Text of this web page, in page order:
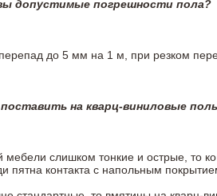
допустимые погрешности пола?
до 5 мм на 1 м, при резком
на кварц-виниловые
мебели слишком тонкие и острые, то
пятна контакта с напольным